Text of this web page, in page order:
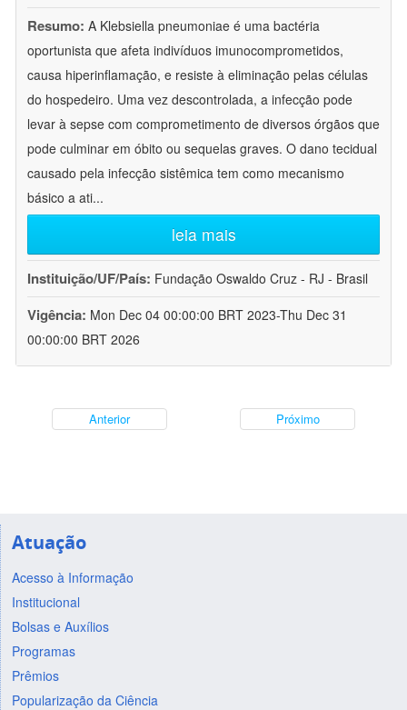
Resumo: A Klebsiella pneumoniae é uma bactéria
oportunista que afeta indivíduos imunocomprometidos,
causa hiperinflamação, e resiste à eliminação pelas células
do hospedeiro. Uma vez descontrolada, a infecção pode
levar à sepse com comprometimento de diversos órgãos que
pode culminar em óbito ou sequelas graves. O dano tecidual
causado pela infecção sistêmica tem como mecanismo
básico a ati...
leia mais
Instituição/UF/País: Fundação Oswaldo Cruz - RJ - Brasil
Vigência: Mon Dec 04 00:00:00 BRT 2023-Thu Dec 31
00:00:00 BRT 2026
Anterior Próximo
Atuação
Acesso à Informação
Institucional
Bolsas e Auxílios
Programas
Prêmios
Popularização da Ciência